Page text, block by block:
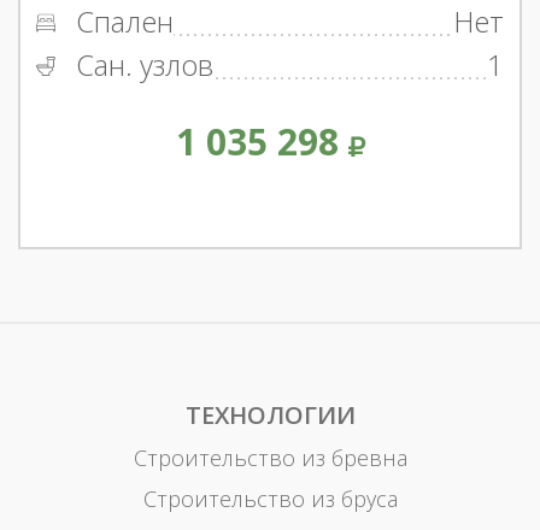
Спален
Нет
Сан. узлов
1
1 035 298
ТЕХНОЛОГИИ
Строительство из бревна
Строительство из бруса